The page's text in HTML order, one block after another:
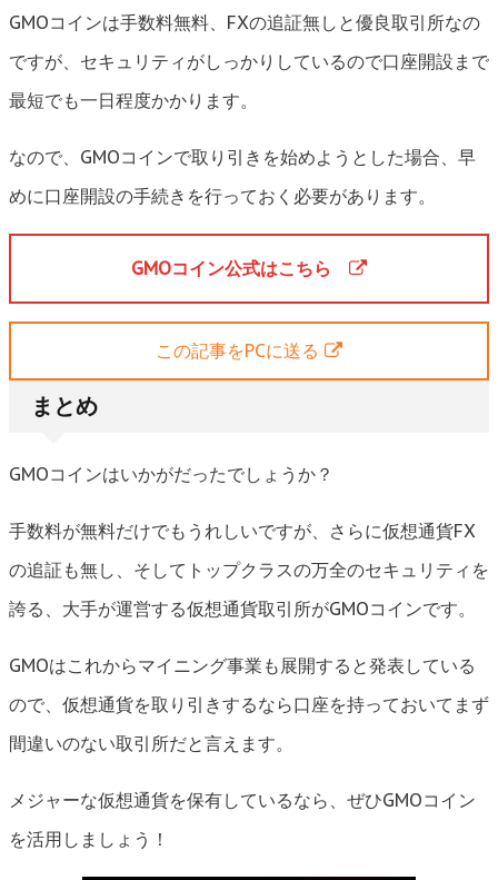
GMOコインは手数料無料、FXの追証無しと優良取引所なの
ですが、セキュリティがしっかりしているので口座開設まで
最短でも一日程度かかります。
なので、GMOコインで取り引きを始めようとした場合、早
めに口座開設の手続きを行っておく必要があります。
GMOコイン公式はこちら
この記事をPCに送る
まとめ
GMOコインはいかがだったでしょうか？
手数料が無料だけでもうれしいですが、さらに仮想通貨FX
の追証も無し、そしてトップクラスの万全のセキュリティを
誇る、大手が運営する仮想通貨取引所がGMOコインです。
GMOはこれからマイニング事業も展開すると発表している
ので、仮想通貨を取り引きするなら口座を持っておいてまず
間違いのない取引所だと言えます。
メジャーな仮想通貨を保有しているなら、ぜひGMOコイン
を活用しましょう！